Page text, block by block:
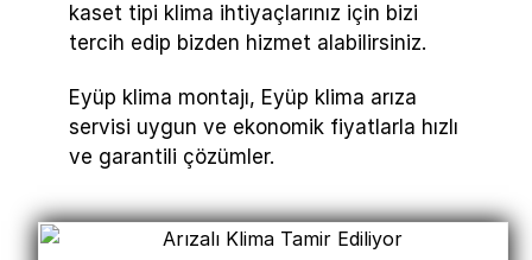
kaset tipi klima ihtiyaçlarınız için bizi
tercih edip bizden hizmet alabilirsiniz.
Eyüp klima montajı, Eyüp klima arıza
servisi uygun ve ekonomik fiyatlarla hızlı
ve garantili çözümler.